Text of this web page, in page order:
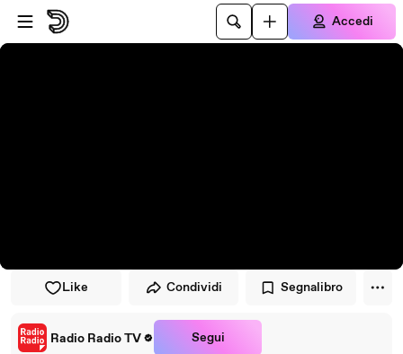
Vai al lettore
Passa al contenuto principale
Accedi
Like Condividi Segnalibro
Radio Radio TV Segui